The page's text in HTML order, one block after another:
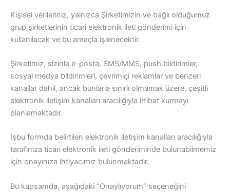
Kişisel verileriniz, yalnızca Şirketimizin ve bağlı olduğumuz
grup şirketlerinin ticari elektronik ileti gönderimi için
kullanılacak ve bu amaçla işlenecektir.
Şirketimiz, sizinle e-posta, SMS/MMS, push bildirimler,
sosyal medya bildirimleri, çevrimiçi reklamlar ve benzeri
kanallar dahil, ancak bunlarla sınırlı olmamak üzere, çeşitli
elektronik iletişim kanalları aracılığıyla irtibat kurmayı
planlamaktadır.
İşbu formda belirtilen elektronik iletişim kanalları aracılığıyla
tarafınıza ticari elektronik ileti gönderiminde bulunabilmemiz
için onayınıza ihtiyacımız bulunmaktadır.
Bu kapsamda, aşağıdaki “Onaylıyorum” seçeneğini